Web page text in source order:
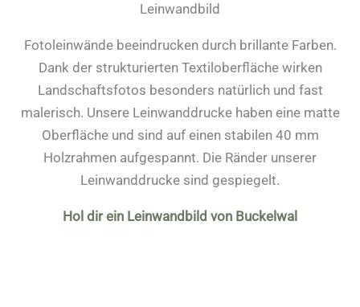
Leinwandbild
Fotoleinwände beeindrucken durch brillante Farben.
Dank der strukturierten Textiloberfläche wirken
Landschaftsfotos besonders natürlich und fast
malerisch. Unsere Leinwanddrucke haben eine matte
Oberfläche und sind auf einen stabilen 40 mm
Holzrahmen aufgespannt. Die Ränder unserer
Leinwanddrucke sind gespiegelt.
Hol dir ein Leinwandbild von Buckelwal